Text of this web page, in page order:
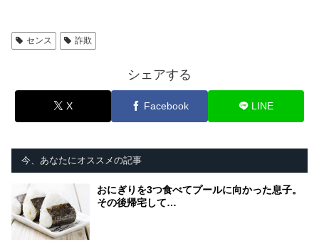
センス 詐欺
シェアする
X Facebook LINE
今、あなたにオススメの記事
おにぎりを3つ食べてプールに向かった息子。
その後帰宅して…